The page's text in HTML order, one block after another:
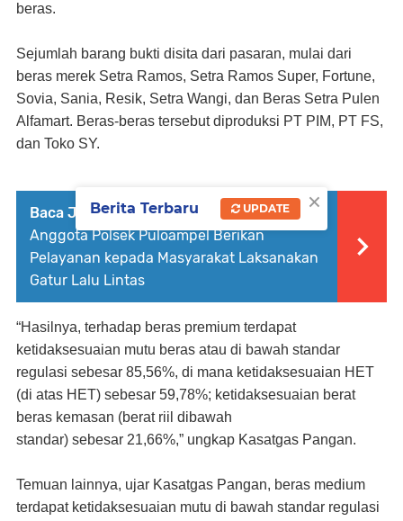
beras.
Sejumlah barang bukti disita dari pasaran, mulai dari
beras merek Setra Ramos, Setra Ramos Super, Fortune,
Sovia, Sania, Resik, Setra Wangi, dan Beras Setra Pulen
Alfamart. Beras-beras tersebut diproduksi PT PIM, PT FS,
dan Toko SY.
Baca Juga : Ciptakan Kamseltibcarlantas,
Anggota Polsek Puloampel Berikan
Pelayanan kepada Masyarakat Laksanakan
Gatur Lalu Lintas
“Hasilnya, terhadap beras premium terdapat
ketidaksesuaian mutu beras atau di bawah standar
regulasi sebesar 85,56%, di mana ketidaksesuaian HET
(di atas HET) sebesar 59,78%; ketidaksesuaian berat
beras kemasan (berat riil dibawah
standar) sebesar 21,66%,” ungkap Kasatgas Pangan.
Temuan lainnya, ujar Kasatgas Pangan, beras medium
terdapat ketidaksesuaian mutu di bawah standar regulasi
×
Berita Terbaru UPDATE